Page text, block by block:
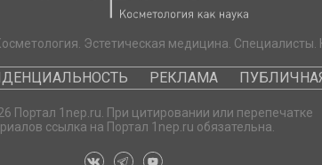
Эстетическая медицина. Специалисты.
РЕКЛАМА
Портал 1nep.ru. При цитировании или перепечатке
ссылка на Портал 1nep.ru обязательна.